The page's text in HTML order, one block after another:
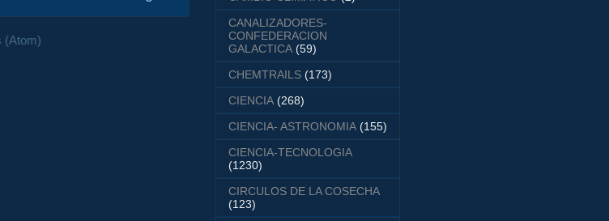
(Atom)
CANALIZADORES-
CONFEDERACION
GALACTICA (59)
CHEMTRAILS (173)
CIENCIA (268)
CIENCIA- ASTRONOMIA (155)
CIENCIA-TECNOLOGIA
(1230)
CIRCULOS DE LA COSECHA
(123)